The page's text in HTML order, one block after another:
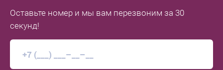
Оставьте номер и мы вам перезвоним за 30
секунд!